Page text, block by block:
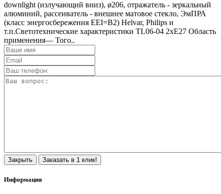
downlight (излучающий вниз), ø206, отражатель - зеркальный
алюминий, рассеиватель - внешнее матовое стекло, ЭмПРА
(класс энергосбережения EEI=B2) Helvar, Philips и
т.п.Светотехнические характеристики TL06-04 2xE27 Область
применения— Того..
Закрыть Заказать в 1 клик!
Информация